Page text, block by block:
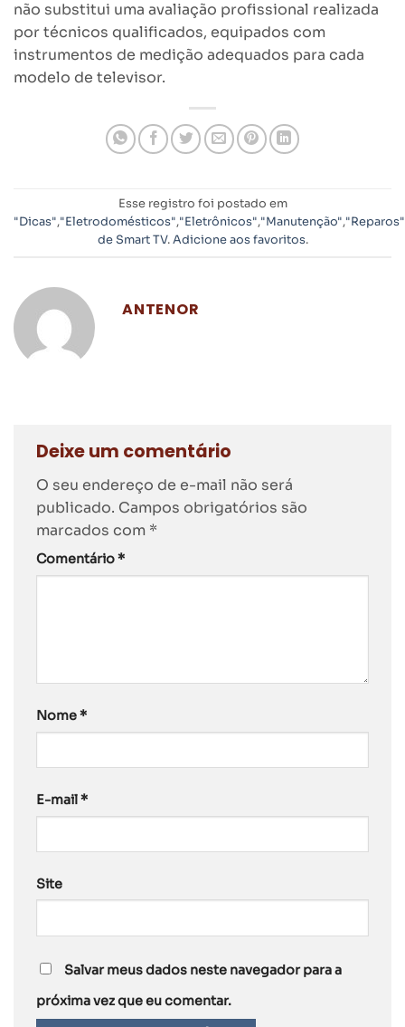
não substitui uma avaliação profissional realizada
por técnicos qualificados, equipados com
instrumentos de medição adequados para cada
modelo de televisor.
Esse registro foi postado em
"Dicas","Eletrodomésticos","Eletrônicos","Manutenção","Reparos"
de Smart TV.Adicione aos favoritos.
ANTENOR
Deixe um comentário
O seu endereço de e-mail não será
publicado. Campos obrigatórios são
marcados com *
Comentário*
Nome*
E-mail*
Site
Salvar meus dados neste navegador para a
próxima vez que eu comentar.